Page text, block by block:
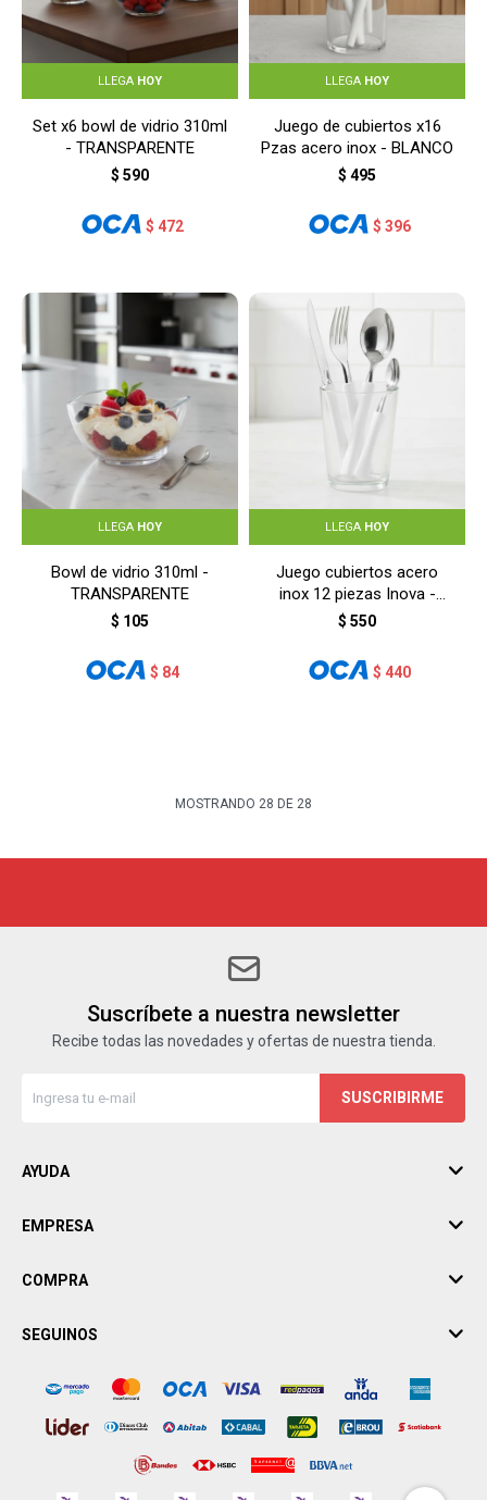
LLEGA HOY
Set x6 bowl de vidrio 310ml
- TRANSPARENTE
$ 590
$ 472
LLEGA HOY
Juego de cubiertos x16
Pzas acero inox - BLANCO
$ 495
$ 396
LLEGA HOY
Bowl de vidrio 310ml -
TRANSPARENTE
$ 105
$ 84
LLEGA HOY
Juego cubiertos acero
inox 12 piezas Inova -
BLANCO
$ 550
$ 440
MOSTRANDO 28 DE 28
Suscríbete a nuestra newsletter
Recibe todas las novedades y ofertas de nuestra tienda.
SUSCRIBIRME
AYUDA
EMPRESA
COMPRA
SEGUINOS